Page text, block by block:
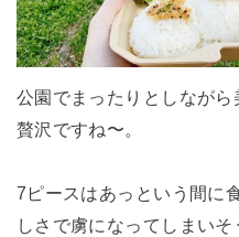
公園でまったりとしなが
贅沢ですね〜。
7ピースはあっという間に
しさで虜になってしまいそ